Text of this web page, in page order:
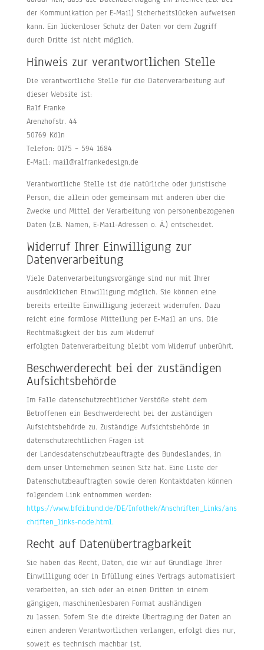
der Kommunikation per E-Mail) Sicherheitslücken aufweisen
kann. Ein lückenloser Schutz der Daten vor dem Zugriff
durch Dritte ist nicht möglich.
Hinweis zur verantwortlichen Stelle
Die verantwortliche Stelle für die Datenverarbeitung auf
dieser Website ist:
Ralf Franke
Arenzhofstr. 44
50769 Köln
Telefon: 0175 – 594 1684
E-Mail: mail@ralfrankedesign.de
Verantwortliche Stelle ist die natürliche oder juristische
Person, die allein oder gemeinsam mit anderen über die
Zwecke und Mittel der Verarbeitung von personenbezogenen
Daten (z.B. Namen, E-Mail-Adressen o. Ä.) entscheidet.
Widerruf Ihrer Einwilligung zur
Datenverarbeitung
Viele Datenverarbeitungsvorgänge sind nur mit Ihrer
ausdrücklichen Einwilligung möglich. Sie können eine
bereits erteilte Einwilligung jederzeit widerrufen. Dazu
reicht eine formlose Mitteilung per E-Mail an uns. Die
Rechtmäßigkeit der bis zum Widerruf
erfolgten Datenverarbeitung bleibt vom Widerruf unberührt.
Beschwerderecht bei der zuständigen
Aufsichtsbehörde
Im Falle datenschutzrechtlicher Verstöße steht dem
Betroffenen ein Beschwerderecht bei der zuständigen
Aufsichtsbehörde zu. Zuständige Aufsichtsbehörde in
datenschutzrechtlichen Fragen ist
der Landesdatenschutzbeauftragte des Bundeslandes, in
dem unser Unternehmen seinen Sitz hat. Eine Liste der
Datenschutzbeauftragten sowie deren Kontaktdaten können
folgendem Link entnommen werden:
https://www.bfdi.bund.de/DE/Infothek/Anschriften_Links/ans
chriften_links-node.html.
Recht auf Datenübertragbarkeit
Sie haben das Recht, Daten, die wir auf Grundlage Ihrer
Einwilligung oder in Erfüllung eines Vertrags automatisiert
verarbeiten, an sich oder an einen Dritten in einem
gängigen, maschinenlesbaren Format aushändigen
zu lassen. Sofern Sie die direkte Übertragung der Daten an
einen anderen Verantwortlichen verlangen, erfolgt dies nur,
soweit es technisch machbar ist.